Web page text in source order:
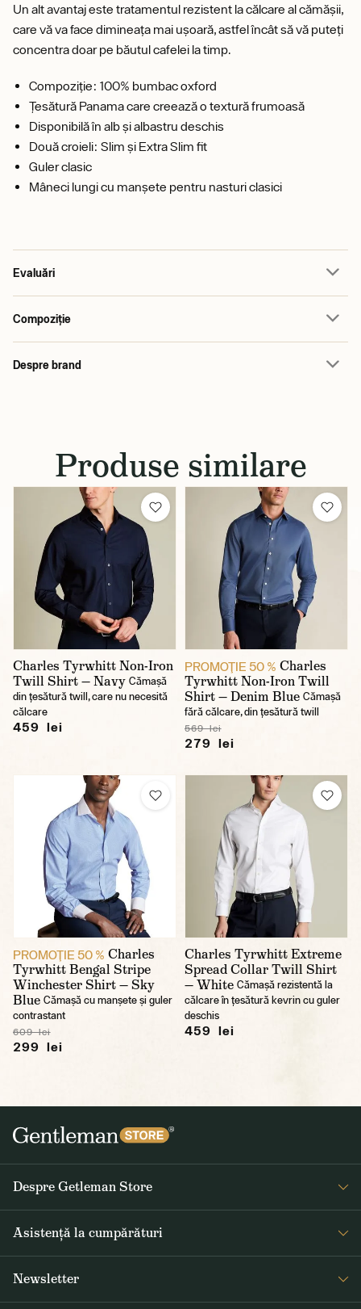
Un alt avantaj este tratamentul rezistent la călcare al cămășii,
care vă va face dimineața mai ușoară, astfel încât să vă puteți
concentra doar pe băutul cafelei la timp.
Compoziție: 100% bumbac oxford
Țesătură Panama care creează o textură frumoasă
Disponibilă în alb și albastru deschis
Două croieli: Slim și Extra Slim fit
Guler clasic
Mâneci lungi cu manșete pentru nasturi clasici
Evaluări
Compoziție
Despre brand
Produse similare
Charles Tyrwhitt Non-Iron
Twill Shirt — Navy Cămașă
din țesătură twill, care nu necesită
călcare
459 lei
PROMOŢIE 50 % Charles
Tyrwhitt Non-Iron Twill
Shirt — Denim Blue Cămașă
fără călcare, din țesătură twill
569 lei
279 lei
PROMOŢIE 50 % Charles
Tyrwhitt Bengal Stripe
Winchester Shirt — Sky
Blue Cămașă cu manșete și guler
contrastant
609 lei
299 lei
Charles Tyrwhitt Extreme
Spread Collar Twill Shirt
— White Cămașă rezistentă la
călcare în țesătură kevrin cu guler
deschis
459 lei
Despre Getleman Store
Asistență la cumpărături
Newsletter